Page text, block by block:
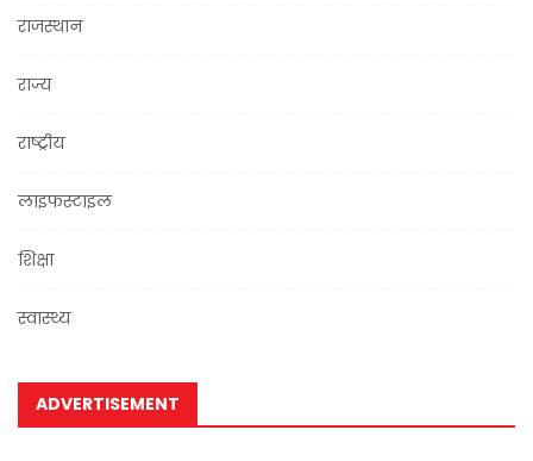
राजस्थान
राज्य
राष्ट्रीय
लाइफस्टाइल
शिक्षा
स्वास्थ्य
ADVERTISEMENT